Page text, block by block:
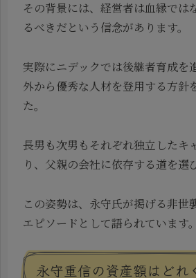
その背景には、経営者は血縁では
るべきだという信念があります。
実際にニデックでは後継者育成を
外から優秀な人材を登用する方針
た。
長男も次男もそれぞれ独立したキ
り、父親の会社に依存する道を選
この姿勢は、永守氏が掲げる非世
エピソードとして語られています。
永守重信の資産額はどれ